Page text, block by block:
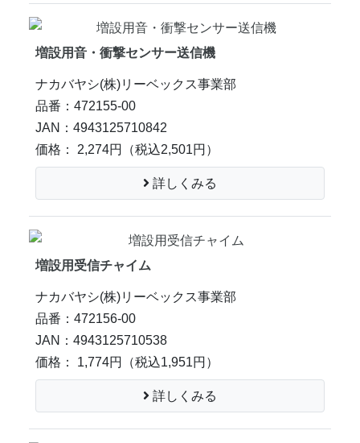
増設用音・衝撃センサー送信機
ナカバヤシ(株)リーベックス事業部
品番：472155-00
JAN：4943125710842
価格： 2,274円
（税込2,501円）
詳しくみる
増設用受信チャイム
ナカバヤシ(株)リーベックス事業部
品番：472156-00
JAN：4943125710538
価格： 1,774円
（税込1,951円）
詳しくみる